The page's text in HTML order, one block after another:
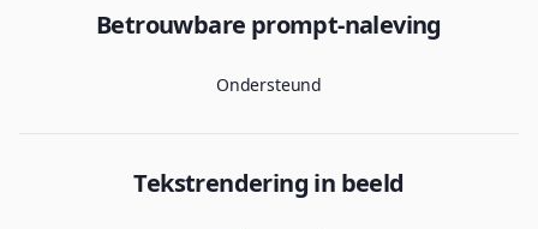
Betrouwbare prompt-naleving
Ondersteund
Tekstrendering in beeld